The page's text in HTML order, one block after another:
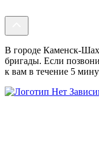
В городе Каменск-
бригады. Если
к вам в течение 5